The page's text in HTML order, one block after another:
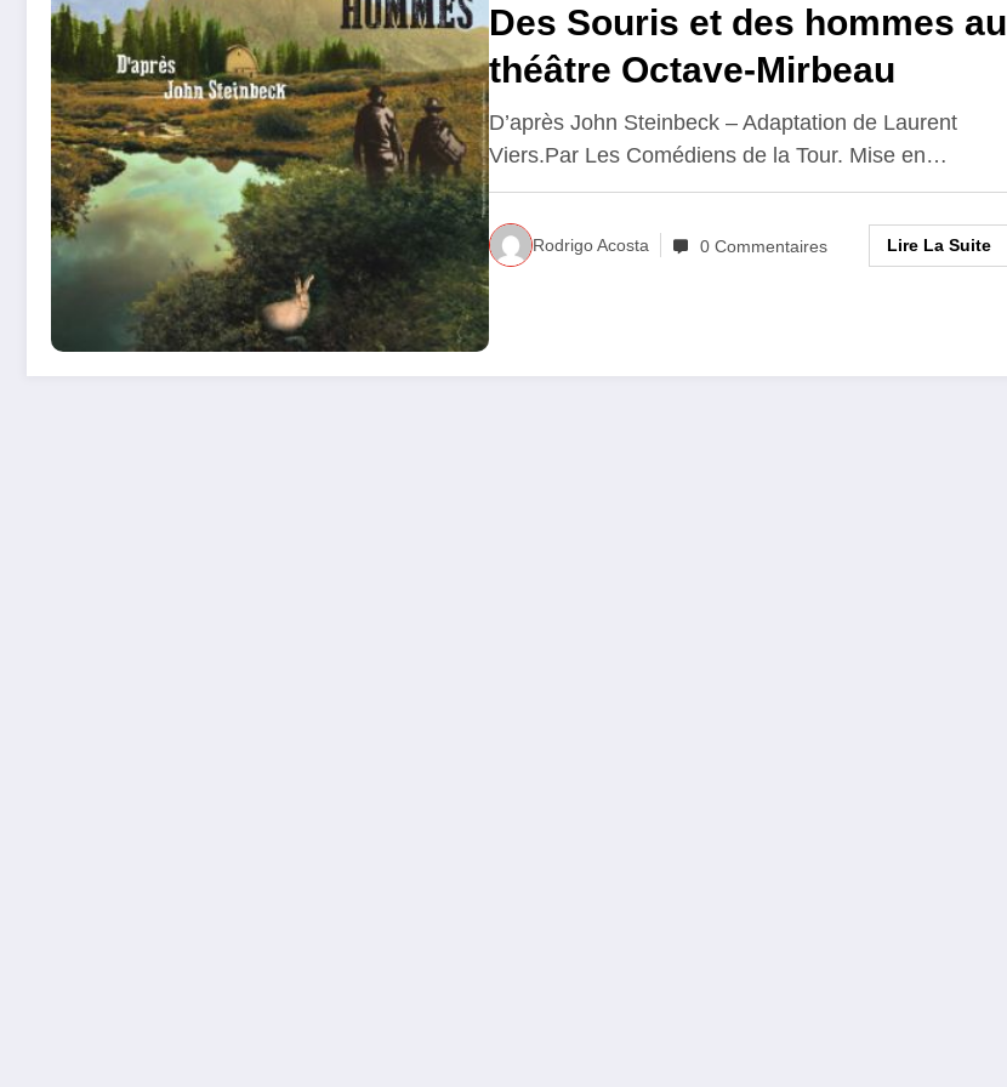
Des Souris et des hommes au
théâtre Octave-Mirbeau
D’après John Steinbeck – Adaptation de Laurent
Viers.Par Les Comédiens de la Tour. Mise en…
Rodrigo Acosta 0 Commentaires Lire La Suite